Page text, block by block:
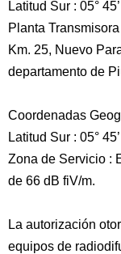
Latitud Sur : 05° 45’
Planta
Km. 25, Nuevo
departamento de
Coordenadas
Latitud Sur : 05° 45’
Zona de Servicio :
de 66 dB fiV/m.
La autorización
equipos de